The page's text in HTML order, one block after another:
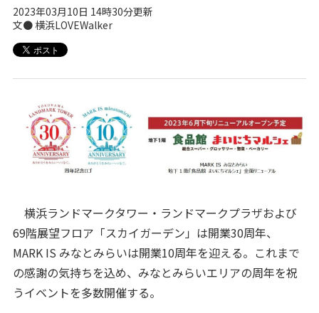
2023年03月10日 14時30分更新
文● 横浜LOVEWalker
横浜ランドマークタワー・ランドマークプラザおよび
69階展望フロア「スカイガーデン」は開業30周年、
MARK IS みなとみらいは開業10周年を迎える。これまで
の感謝の気持ちを込め、みなとみらいエリアの周年を祝
うイベントを多数開催する。